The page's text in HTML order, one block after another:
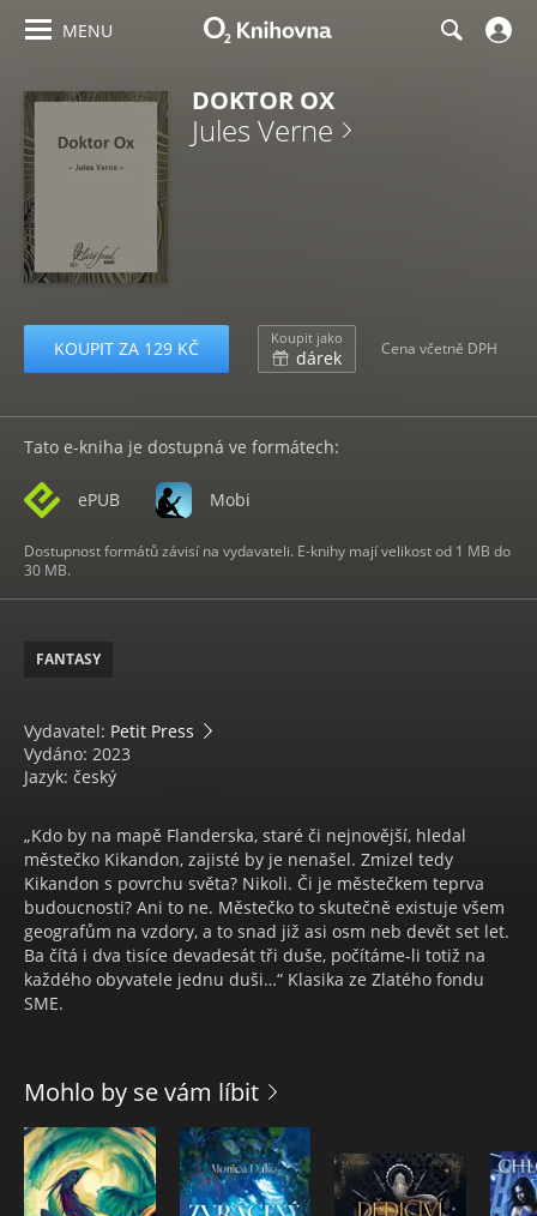
MENU
DOKTOR OX
Jules Verne
KOUPIT ZA 129 KČ Koupit jako
dárek Cena včetně DPH
Tato e-kniha je dostupná ve formátech:
ePUB Mobi
Dostupnost formátů závisí na vydavateli. E-knihy mají velikost od 1 MB do
30 MB.
FANTASY
Vydavatel: Petit Press
Vydáno: 2023
Jazyk: český
„Kdo by na mapě Flanderska, staré či nejnovější, hledal
městečko Kikandon, zajisté by je nenašel. Zmizel tedy
Kikandon s povrchu světa? Nikoli. Či je městečkem teprva
budoucnosti? Ani to ne. Městečko to skutečně existuje všem
geografům na vzdory, a to snad již asi osm neb devět set let.
Ba čítá i dva tisíce devadesát tři duše, počítáme-li totiž na
každého obyvatele jednu duši…“ Klasika ze Zlatého fondu
SME.
Mohlo by se vám líbit